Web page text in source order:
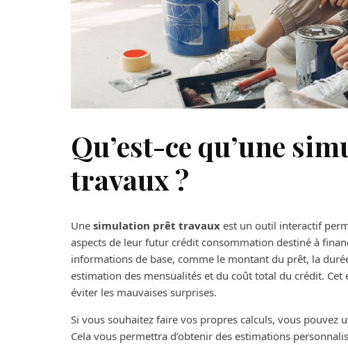
Qu’est-ce qu’une
travaux ?
Une simulation prêt travaux est un outil interactif
aspects de leur futur crédit consommation destiné à
informations de base, comme le montant du prêt, la
estimation des mensualités et du coût total du crédit.
éviter les mauvaises surprises.
Si vous souhaitez faire vos propres calculs, vous pouvez
Cela vous permettra d’obtenir des estimations